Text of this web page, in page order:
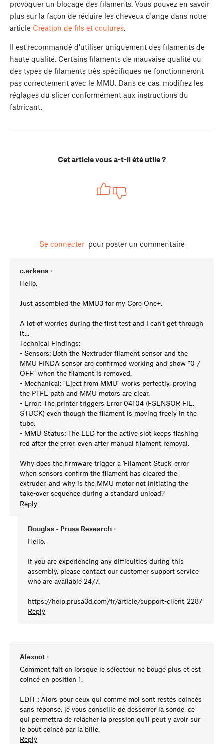
provoquer un blocage des filaments. Vous pouvez en savoir
plus sur la façon de réduire les cheveux d'ange dans notre
article Création de fils et coulures.
Il est recommandé d'utiliser uniquement des filaments de
haute qualité. Certains filaments de mauvaise qualité ou
des types de filaments très spécifiques ne fonctionneront
pas correctement avec le MMU. Dans ce cas, modifiez les
réglages du slicer conformément aux instructions du
fabricant.
Cet article vous a-t-il été utile ?
Se connecter pour poster un commentaire
c.erkens •
Hello,
Just assembled the MMU3 for my Core One+.
A lot of worries during the first test and I can't get through
it...
Technical Findings:
- Sensors: Both the Nextruder filament sensor and the
MMU FINDA sensor are confirmed working and show "0 /
OFF" when the filament is removed.
- Mechanical: "Eject from MMU" works perfectly, proving
the PTFE path and MMU motors are clear.
- Error: The printer triggers Error 04104 (FSENSOR FIL.
STUCK) even though the filament is moving freely in the
tube.
- MMU Status: The LED for the active slot keeps flashing
red after the error, even after manual filament removal.
Why does the firmware trigger a 'Filament Stuck' error
when sensors confirm the filament has cleared the
extruder, and why is the MMU motor not initiating the
take-over sequence during a standard unload?
Reply
Douglas - Prusa Research •
Hello,
If you are experiencing any difficulties during this
assembly, please contact our customer support service
who are available 24/7.
https://help.prusa3d.com/fr/article/support-client_2287
Reply
Alexnot •
Comment fait on lorsque le sélecteur ne bouge plus et est
coincé en position 1.
EDIT : Alors pour ceux qui comme moi sont restés coincés
sans réponse, je vous conseille de desserrer la sonde, ce
qui permettra de relâcher la pression qu'il peut y avoir sur
le bout coincé par la bille.
Reply